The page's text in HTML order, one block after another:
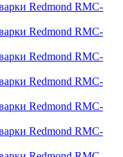
Redmond RMC-
Redmond RMC-
Redmond RMC-
Redmond RMC-
Redmond RMC-
Redmond RMC-